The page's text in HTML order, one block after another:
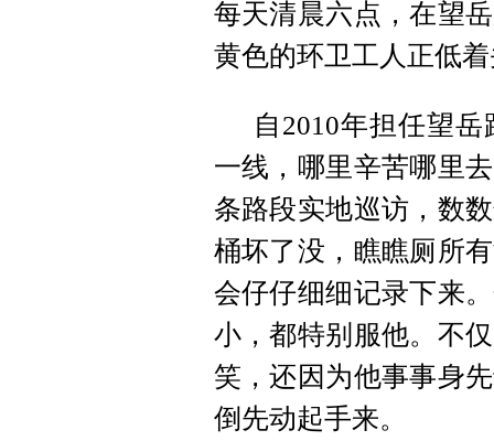
每天清晨六点，在望
黄色的环卫工人正低
自2010年担任望
一线，哪里辛苦哪里
条路段实地巡访，数
桶坏了没，瞧瞧厕所
会仔仔细细记录下来
小，都特别服他。不
笑，还因为他事事身
倒先动起手来。